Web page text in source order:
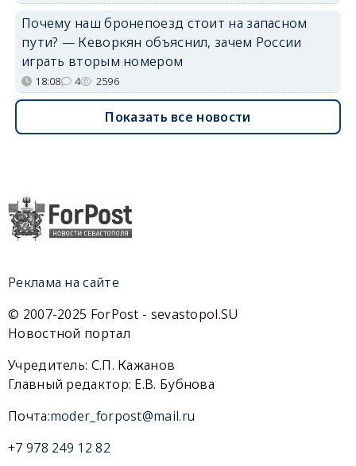
Почему наш бронепоезд стоит на запасном
пути? — Кеворкян объяснил, зачем России
играть вторым номером
18:08 4 2596
Показать все новости
Реклама на сайте
© 2007-2025 ForPost - sevastopol.SU
Новостной портал
Учредитель: С.П. Кажанов
Главный редактор: Е.В. Бубнова
Почта:moder_forpost@mail.ru
+7 978 249 12 82